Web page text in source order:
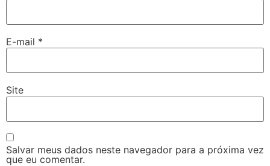
E-mail *
Site
Salvar meus dados neste navegador para a próxima vez
que eu comentar.